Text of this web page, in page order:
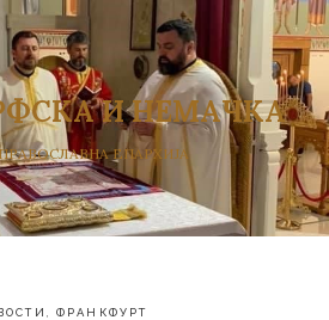
И НЕМАЧКА
ЕПАРХИЈА
ФРАНКФУРТ